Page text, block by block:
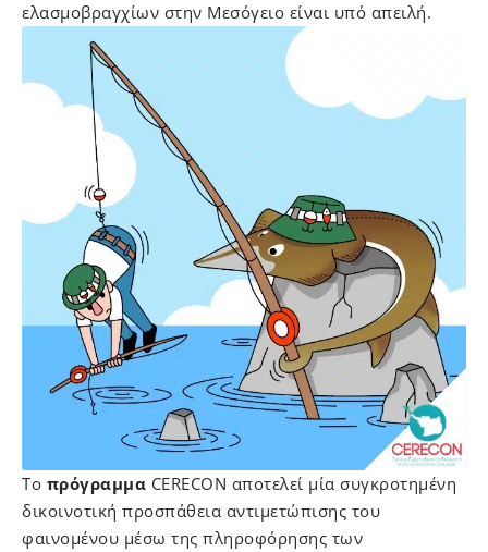
ελασμοβραγχίων στην Μεσόγειο είναι υπό απειλή.
Το πρόγραμμα CERECON αποτελεί μία συγκροτημένη
δικοινοτική προσπάθεια αντιμετώπισης του
φαινομένου μέσω της πληροφόρησης των